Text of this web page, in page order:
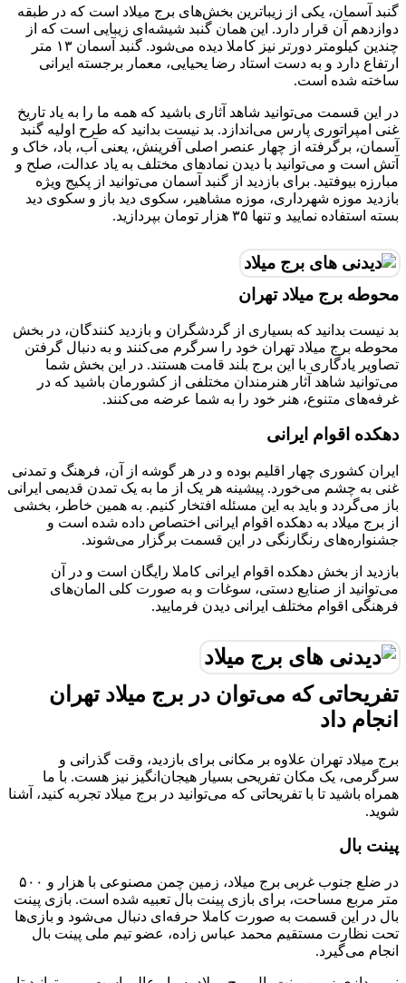
گنبد آسمان، یکی از زیباترین بخش‌های برج میلاد است که در طبقه
دوازدهم آن قرار دارد. این همان گنبد شیشه‌ای زیبایی است که از
چندین کیلومتر دورتر نیز کاملا دیده می‌شود. گنبد آسمان ۱۳ متر
ارتفاع دارد و به دست استاد رضا یحیایی، معمار برجسته ایرانی
ساخته شده است.
در این قسمت می‌توانید شاهد آثاری باشید که همه ما را به یاد تاریخ
غنی امپراتوری پارس می‌اندازد. بد نیست بدانید که طرح اولیه گنبد
آسمان، برگرفته از چهار عنصر اصلی آفرینش، یعنی آب، باد، خاک و
آتش است و می‌توانید با دیدن نمادهای مختلف به یاد عدالت، صلح و
مبارزه بیوفتید. برای بازدید از گنبد آسمان می‌توانید از پکیج ویژه
بازدید موزه شهرداری، موزه مشاهیر، سکوی دید باز و سکوی دید
بسته استفاده نمایید و تنها ۳۵ هزار تومان بپردازید.
محوطه برج میلاد تهران
بد نیست بدانید که بسیاری از گردشگران و بازدید کنندگان، در بخش
محوطه برج میلاد تهران خود را سرگرم می‌کنند و به دنبال گرفتن
تصاویر یادگاری با این برج بلند قامت هستند. در این بخش شما
می‌توانید شاهد آثار هنرمندان مختلفی از کشورمان باشید که در
غرفه‌های متنوع، هنر خود را به شما عرضه می‌کنند.
دهکده اقوام ایرانی
ایران کشوری چهار اقلیم بوده و در هر گوشه از آن، فرهنگ و تمدنی
غنی به چشم می‌خورد. پیشینه هر یک از ما به یک تمدن قدیمی ایرانی
باز می‌گردد و باید به این مسئله افتخار کنیم. به همین خاطر، بخشی
از برج میلاد به دهکده اقوام ایرانی اختصاص داده شده است و
جشنواره‌های رنگارنگی در این قسمت برگزار می‌شوند.
بازدید از بخش دهکده اقوام ایرانی کاملا رایگان است و در آن
می‌توانید از صنایع دستی، سوغات و به صورت کلی المان‌های
فرهنگی اقوام مختلف ایرانی دیدن فرمایید.
تفریحاتی که می‌توان در برج میلاد تهران
انجام داد
برج میلاد تهران علاوه بر مکانی برای بازدید، وقت گذرانی و
سرگرمی، یک مکان تفریحی بسیار هیجان‌انگیز نیز هست. با ما
همراه باشید تا با تفریحاتی که می‌توانید در برج میلاد تجربه کنید، آشنا
شوید.
پینت بال
در ضلع جنوب غربی برج میلاد، زمین چمن مصنوعی با هزار و ۵۰۰
متر مربع مساحت، برای بازی پینت بال تعبیه شده است. بازی پینت
بال در این قسمت به صورت کاملا حرفه‌ای دنبال می‌شود و بازی‌ها
تحت نظارت مستقیم محمد عباس زاده، عضو تیم ملی پینت بال
انجام می‌گیرد.